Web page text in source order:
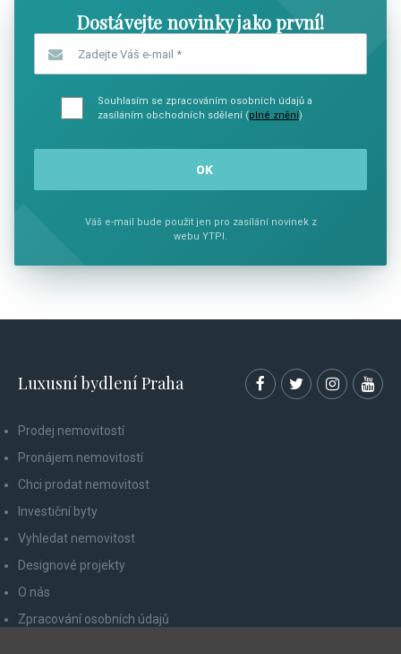
Dostávejte novinky jako první!
Souhlasím se zpracováním osobních údajů a
zasíláním obchodních sdělení (plné znění)
Váš e-mail bude použit jen pro zasílání novinek z
webu YTPI.
Luxusní bydlení Praha
Prodej nemovitostí
Pronájem nemovitostí
Chci prodat nemovitost
Investiční byty
Vyhledat nemovitost
Designové projekty
O nás
Zpracování osobních údajů